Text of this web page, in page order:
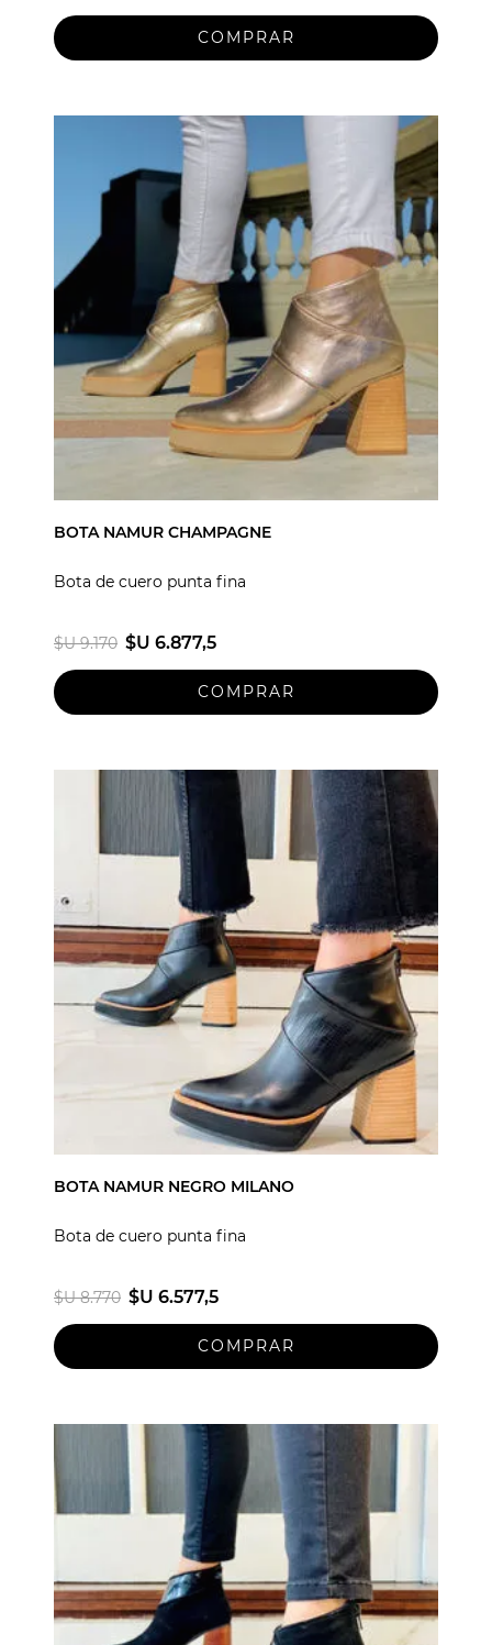
BOTA NAMUR CHAMPAGNE
Bota de cuero punta fina
$U 9.170 $U 6.877,5
BOTA NAMUR NEGRO MILANO
Bota de cuero punta fina
$U 8.770 $U 6.577,5